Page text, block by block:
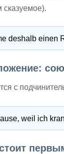
deshalb einen
с
weil ich